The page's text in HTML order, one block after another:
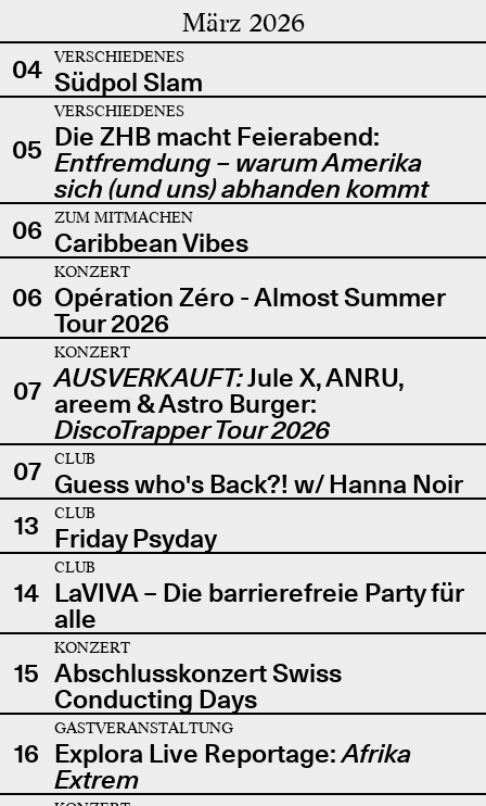
März 2026
04 VERSCHIEDENES
Südpol Slam
05
VERSCHIEDENES
Die ZHB macht Feierabend:
Entfremdung – warum Amerika
sich (und uns) abhanden kommt
06
ZUM MITMACHEN
Caribbean Vibes
06
KONZERT
Opération Zéro - Almost Summer
Tour 2026
07
KONZERT
AUSVERKAUFT:Jule X, ANRU,
areem & Astro Burger:
DiscoTrapper Tour 2026
07
CLUB
Guess who's Back?! w/ Hanna Noir
13
CLUB
Friday Psyday
14
CLUB
LaVIVA – Die barrierefreie Party für
alle
15
KONZERT
Abschlusskonzert Swiss
Conducting Days
16
GASTVERANSTALTUNG
Explora Live Reportage:Afrika
Extrem